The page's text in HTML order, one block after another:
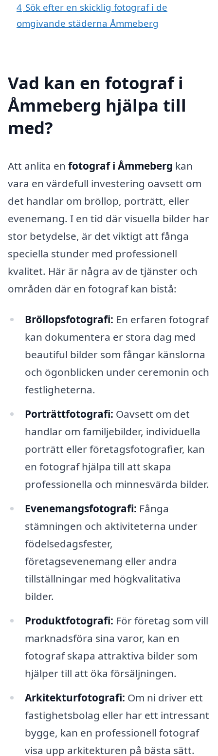
4 Sök efter en skicklig fotograf i de
omgivande städerna Åmmeberg
Vad kan en fotograf i
Åmmeberg hjälpa till
med?
Att anlita en fotograf i Åmmeberg kan
vara en värdefull investering oavsett om
det handlar om bröllop, porträtt, eller
evenemang. I en tid där visuella bilder har
stor betydelse, är det viktigt att fånga
speciella stunder med professionell
kvalitet. Här är några av de tjänster och
områden där en fotograf kan bistå:
Bröllopsfotografi: En erfaren fotograf
kan dokumentera er stora dag med
beautiful bilder som fångar känslorna
och ögonblicken under ceremonin och
festligheterna.
Porträttfotografi: Oavsett om det
handlar om familjebilder, individuella
porträtt eller företagsfotografier, kan
en fotograf hjälpa till att skapa
professionella och minnesvärda bilder.
Evenemangsfotografi: Fånga
stämningen och aktiviteterna under
födelsedagsfester,
företagsevenemang eller andra
tillställningar med högkvalitativa
bilder.
Produktfotografi: För företag som vill
marknadsföra sina varor, kan en
fotograf skapa attraktiva bilder som
hjälper till att öka försäljningen.
Arkitekturfotografi: Om ni driver ett
fastighetsbolag eller har ett intressant
bygge, kan en professionell fotograf
visa upp arkitekturen på bästa sätt.